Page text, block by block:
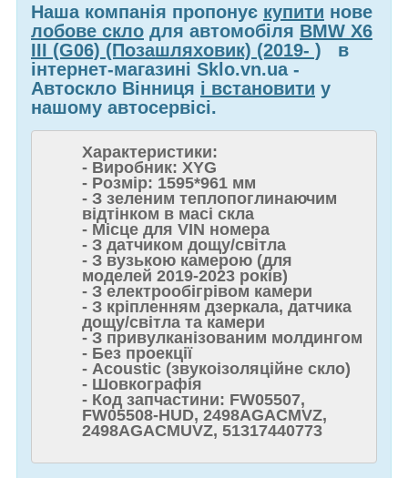
Наша компанія пропонує купити нове
лобове скло для автомобіля BMW X6
III (G06) (Позашляховик) (2019- ) в
інтернет-магазині Sklo.vn.ua -
Автоскло Вінниця і встановити у
нашому автосервісі.
Характеристики:
- Виробник: XYG
- Розмір: 1595*961 мм
- З зеленим теплопоглинаючим
відтінком в масі скла
- Місце для VIN номера
- З датчиком дощу/світла
- З вузькою камерою (для
моделей 2019-2023 років)
- З електрообігрівом камери
- З кріпленням дзеркала, датчика
дощу/світла та камери
- З привулканізованим молдингом
- Без проекції
- Acoustic (звукоізоляційне скло)
- Шовкографія
- Код запчастини: FW05507,
FW05508-HUD, 2498AGACMVZ,
2498AGACMUVZ, 51317440773